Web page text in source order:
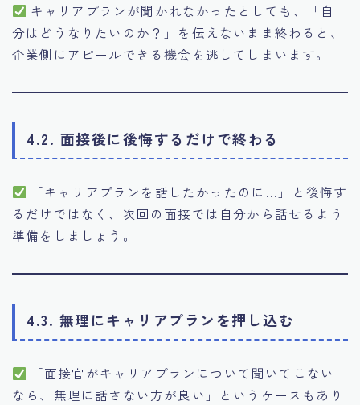
キャリアプランが聞かれなかったとしても、「自
分はどうなりたいのか？」を伝えないまま終わると、
企業側にアピールできる機会を逃してしまいます。
4.2. 面接後に後悔するだけで終わる
「キャリアプランを話したかったのに…」と後悔す
るだけではなく、次回の面接では自分から話せるよう
準備をしましょう。
4.3. 無理にキャリアプランを押し込む
「面接官がキャリアプランについて聞いてこない
なら、無理に話さない方が良い」というケースもあり